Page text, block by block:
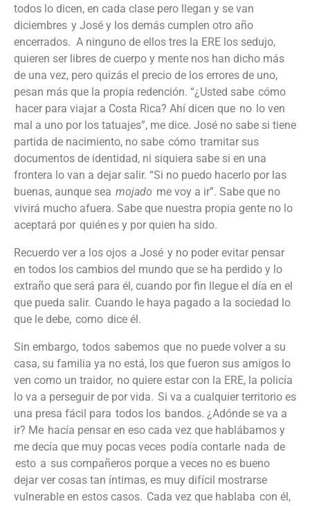
todos lo dicen, en cada clase pero llegan y se van
diciembres y José y los demás cumplen otro año
encerrados. A ninguno de ellos tres la ERE los sedujo,
quieren ser libres de cuerpo y mente nos han dicho más
de una vez, pero quizás el precio de los errores de uno,
pesan más que la propia redención. “¿Usted sabe cómo
hacer para viajar a Costa Rica? Ahí dicen que no lo ven
mal a uno por los tatuajes”, me dice. José no sabe si tiene
partida de nacimiento, no sabe cómo tramitar sus
documentos de identidad, ni siquiera sabe si en una
frontera lo van a dejar salir. “Si no puedo hacerlo por las
buenas, aunque sea mojado me voy a ir”. Sabe que no
vivirá mucho afuera. Sabe que nuestra propia gente no lo
aceptará por quién es y por quien ha sido.
Recuerdo ver a los ojos a José y no poder evitar pensar
en todos los cambios del mundo que se ha perdido y lo
extraño que será para él, cuando por fin llegue el día en el
que pueda salir. Cuando le haya pagado a la sociedad lo
que le debe, como dice él.
Sin embargo, todos sabemos que no puede volver a su
casa, su familia ya no está, los que fueron sus amigos lo
ven como un traidor, no quiere estar con la ERE, la policía
lo va a perseguir de por vida. Si va a cualquier territorio es
una presa fácil para todos los bandos. ¿Adónde se va a
ir? Me hacía pensar en eso cada vez que hablábamos y
me decía que muy pocas veces podía contarle nada de
esto a sus compañeros porque a veces no es bueno
dejar ver cosas tan íntimas, es muy difícil mostrarse
vulnerable en estos casos. Cada vez que hablaba con él,